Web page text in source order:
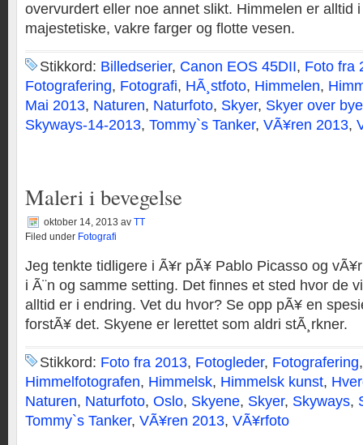
overvurdert eller noe annet slikt. Himmelen er alltid
majestetiske, vakre farger og flotte vesen.
Stikkord: Billedserier, Canon EOS 45DII, Foto fra
Fotografering, Fotografi, HÃ¸stfoto, Himmelen,
Mai 2013, Naturen, Naturfoto, Skyer, Skyer over
Skyways-14-2013, Tommy`s Tanker, VÃ¥ren 2013,
Maleri i bevegelse
oktober 14, 2013 av TT
Filed under Fotografi
Jeg tenkte tidligere i Ã¥r pÃ¥ Pablo Picasso og
i Ã¨n og samme setting. Det finnes et sted hvor de
alltid er i endring. Vet du hvor? Se opp pÃ¥ en
forstÃ¥ det. Skyene er lerettet som aldri stÃ¸rkner.
Stikkord: Foto fra 2013, Fotogleder, Fotografering
Himmelfotografen, Himmelsk, Himmelsk kunst,
Naturen, Naturfoto, Oslo, Skyene, Skyer, Skyways,
Tommy`s Tanker, VÃ¥ren 2013, VÃ¥rfoto